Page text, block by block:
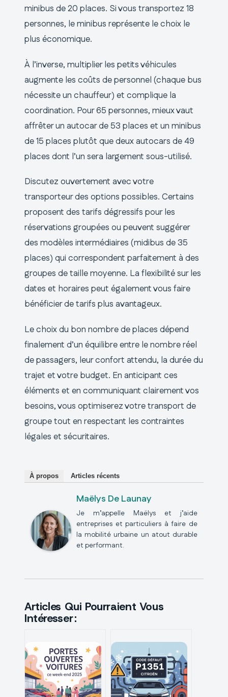
minibus de 20 places. Si vous transportez 18
personnes, le minibus représente le choix le
plus économique.
À l’inverse, multiplier les petits véhicules
augmente les coûts de personnel (chaque bus
nécessite un chauffeur) et complique la
coordination. Pour 65 personnes, mieux vaut
affrêter un autocar de 53 places et un minibus
de 15 places plutôt que deux autocars de 49
places dont l’un sera largement sous-utilisé.
Discutez ouvertement avec votre
transporteur des options possibles. Certains
proposent des tarifs dégressifs pour les
réservations groupées ou peuvent suggérer
des modèles intermédiaires (midibus de 35
places) qui correspondent parfaitement à des
groupes de taille moyenne. La flexibilité sur les
dates et horaires peut également vous faire
bénéficier de tarifs plus avantageux.
Le choix du bon nombre de places dépend
finalement d’un équilibre entre le nombre réel
de passagers, leur confort attendu, la durée du
trajet et votre budget. En anticipant ces
éléments et en communiquant clairement vos
besoins, vous optimiserez votre transport de
groupe tout en respectant les contraintes
légales et sécuritaires.
À propos Articles récents
Maëlys De Launay
Je m’appelle Maëlys et j’aide
entreprises et particuliers à faire de
la mobilité urbaine un atout durable
et performant.
Articles Qui Pourraient Vous
Intéresser :